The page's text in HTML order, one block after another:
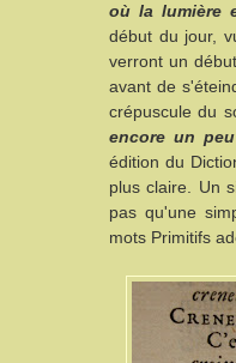
où la lumière
début du jour,
verront un
avant de
crépuscule du
encore un
édition du
plus claire. Un
pas qu'une
mots Primitifs